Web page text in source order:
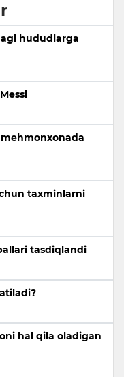
hududlarga
taxminlarni
tasdiqlandi
hal qila oladigan